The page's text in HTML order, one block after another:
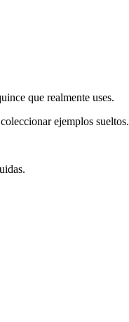
que realmente uses.
ejemplos sueltos.